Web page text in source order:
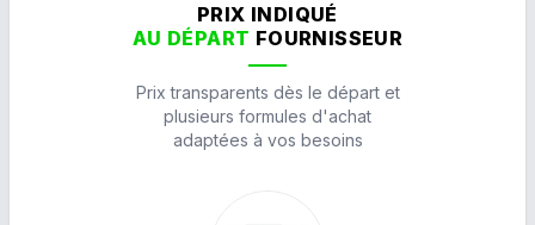
PRIX INDIQUÉ
AU DÉPART FOURNISSEUR
Prix transparents dès le départ et
plusieurs formules d'achat
adaptées à vos besoins